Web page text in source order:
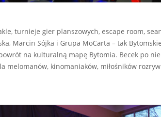
turnieje gier planszowych, escape room,
Marcin Sójka i Grupa MoCarta – tak
na kulturalną mapę Bytomia. Becek po
melomanów, kinomaniaków, miłośników